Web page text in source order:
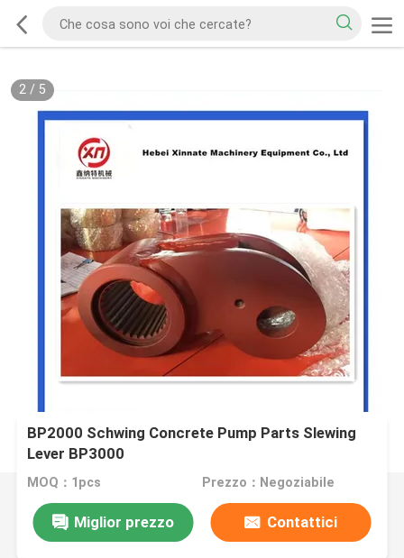
2/ 5
BP2000 Schwing Concrete Pump Parts Slewing
Lever BP3000
MOQ：1pcs Prezzo：Negoziabile
Miglior prezzo Contattici